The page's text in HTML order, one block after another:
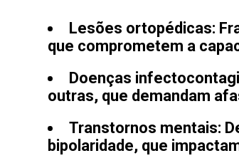
Lesões ortopédicas:
que comprometem a
Doenças
outras, que demandam
Transtornos mentais:
bipolaridade, que